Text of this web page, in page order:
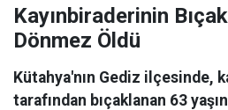
Kayınbiraderinin
Dönmez Öldü
Kütahya'nın Gediz ilçesinde,
tarafından bıçaklanan 63